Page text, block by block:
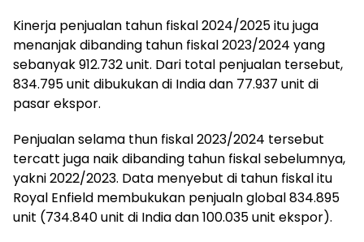
Kinerja penjualan tahun fiskal 2024/2025 itu juga
menanjak dibanding tahun fiskal 2023/2024 yang
sebanyak 912.732 unit. Dari total penjualan tersebut,
834.795 unit dibukukan di India dan 77.937 unit di
pasar ekspor.
Penjualan selama thun fiskal 2023/2024 tersebut
tercatt juga naik dibanding tahun fiskal sebelumnya,
yakni 2022/2023. Data menyebut di tahun fiskal itu
Royal Enfield membukukan penjualn global 834.895
unit (734.840 unit di India dan 100.035 unit ekspor).